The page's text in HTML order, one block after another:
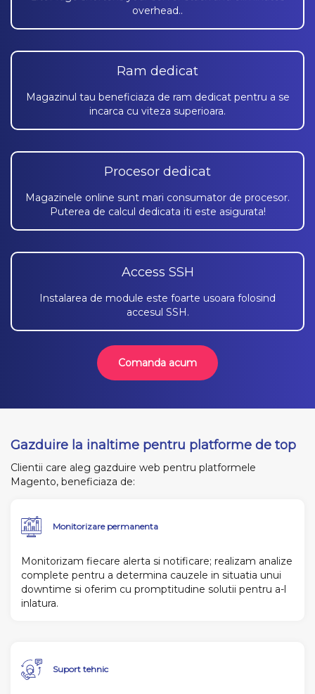
overhead..
Ram dedicat
Magazinul tau beneficiaza de ram dedicat pentru a se
incarca cu viteza superioara.
Procesor dedicat
Magazinele online sunt mari consumator de procesor.
Puterea de calcul dedicata iti este asigurata!
Access SSH
Instalarea de module este foarte usoara folosind
accesul SSH.
Comanda acum
Gazduire la inaltime pentru platforme de top
Clientii care aleg gazduire web pentru platformele
Magento, beneficiaza de:
Monitorizare permanenta
Monitorizam fiecare alerta si notificare; realizam analize
complete pentru a determina cauzele in situatia unui
downtime si oferim cu promptitudine solutii pentru a-l
inlatura.
Suport tehnic